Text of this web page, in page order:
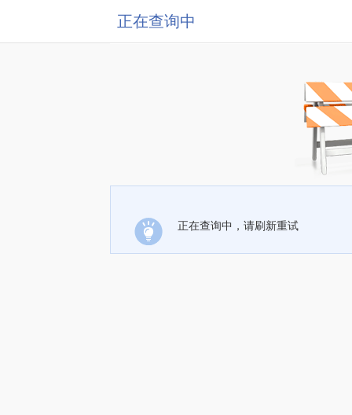
正在查询中
正在查询中，请刷新重试